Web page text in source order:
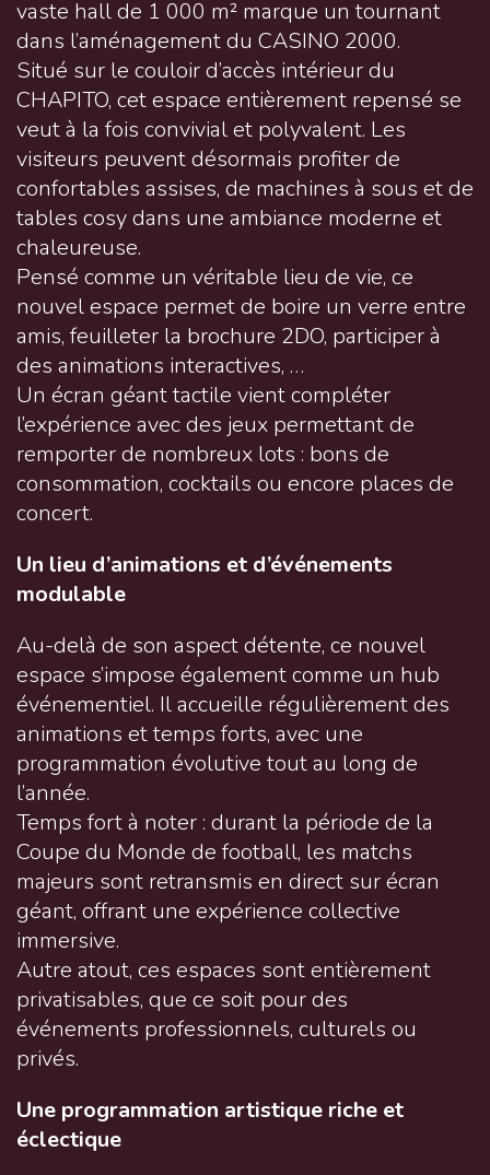
vaste hall de 1 000 m² marque un tournant
dans l’aménagement du CASINO 2000.
Situé sur le couloir d’accès intérieur du
CHAPITO, cet espace entièrement repensé se
veut à la fois convivial et polyvalent. Les
visiteurs peuvent désormais profiter de
confortables assises, de machines à sous et de
tables cosy dans une ambiance moderne et
chaleureuse.
Pensé comme un véritable lieu de vie, ce
nouvel espace permet de boire un verre entre
amis, feuilleter la brochure 2DO, participer à
des animations interactives, …
Un écran géant tactile vient compléter
l’expérience avec des jeux permettant de
remporter de nombreux lots : bons de
consommation, cocktails ou encore places de
concert.
Un lieu d’animations et d’événements
modulable
Au-delà de son aspect détente, ce nouvel
espace s’impose également comme un hub
événementiel. Il accueille régulièrement des
animations et temps forts, avec une
programmation évolutive tout au long de
l’année.
Temps fort à noter : durant la période de la
Coupe du Monde de football, les matchs
majeurs sont retransmis en direct sur écran
géant, offrant une expérience collective
immersive.
Autre atout, ces espaces sont entièrement
privatisables, que ce soit pour des
événements professionnels, culturels ou
privés.
Une programmation artistique riche et
éclectique